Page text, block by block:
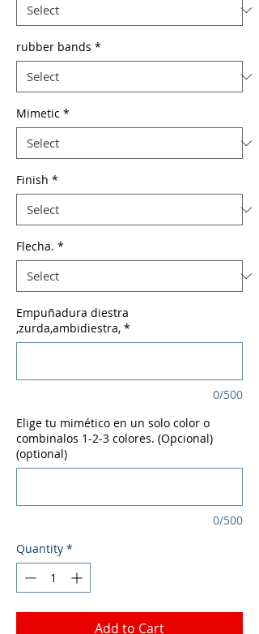
rubber bands *
Mimetic *
Finish *
Flecha. *
Empuñadura diestra
,zurda,ambidiestra, *
0/500
Elige tu mimético en un solo color o
combinalos 1-2-3 colores. (Opcional)
(optional)
0/500
Quantity *
Add to Cart